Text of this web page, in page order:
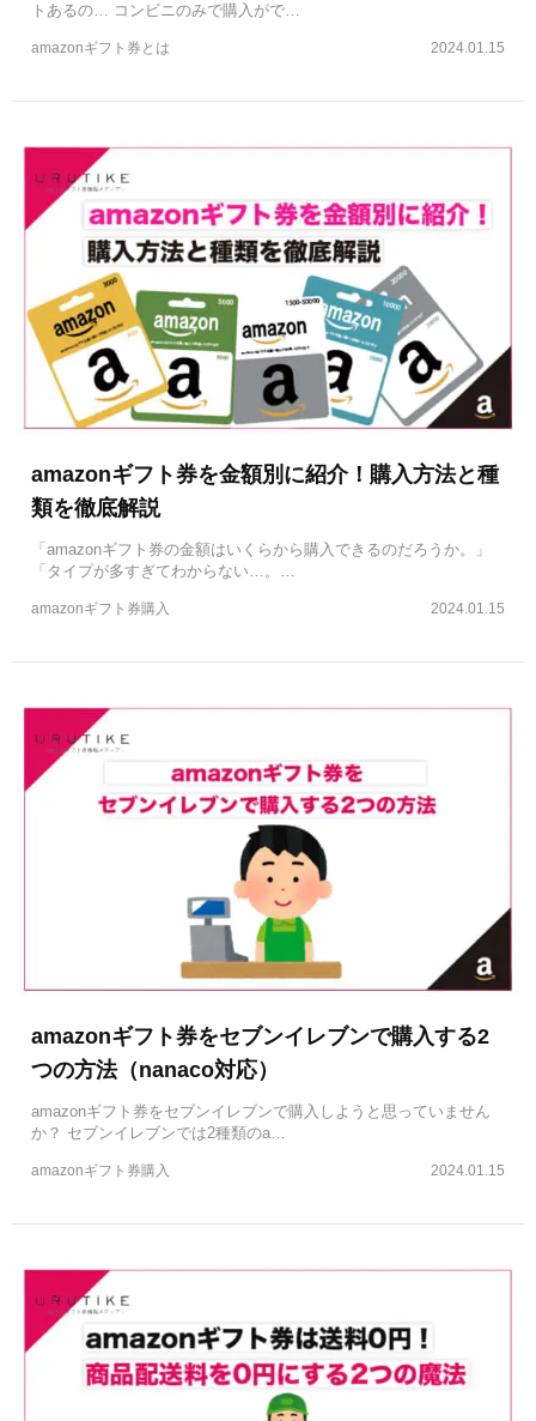
トあるの… コンビニのみで購入がで…
2024.01.15
amazonギフト券とは
amazonギフト券を金額別に紹介！購入方法と種
類を徹底解説
「amazonギフト券の金額はいくらから購入できるのだろうか。」
「タイプが多すぎてわからない…。…
2024.01.15
amazonギフト券購入
amazonギフト券をセブンイレブンで購入する2
つの方法（nanaco対応）
amazonギフト券をセブンイレブンで購入しようと思っていません
か？ セブンイレブンでは2種類のa…
2024.01.15
amazonギフト券購入